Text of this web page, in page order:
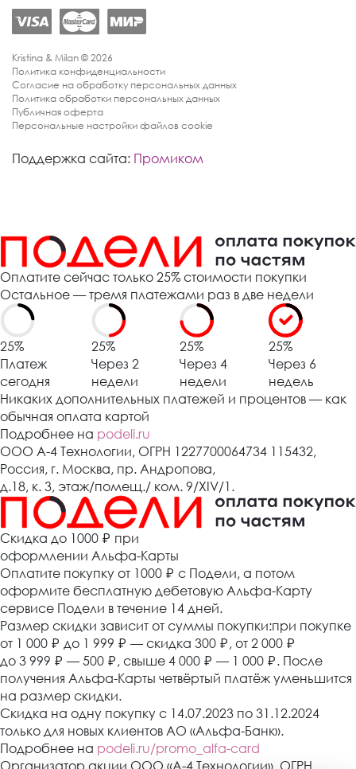
Kristina & Milan © 2026
Политика конфиденциальности
Согласие на обработку персональных данных
Политика обработки персональных данных
Публичная оферта
Персональные настройки файлов cookie
Поддержка сайта: Промиком
Оплатите сейчас только 25% стоимости покупки
Остальное — тремя платежами раз в две недели
25%
Платеж
сегодня
25%
Через 2
недели
25%
Через 4
недели
25%
Через 6
недель
Никаких дополнительных платежей и процентов — как
обычная оплата картой
Подробнее на podeli.ru
ООО А-4 Технологии, ОГРН 1227700064734 115432,
Россия, г. Москва, пр. Андропова,
д.18, к. 3, этаж/помещ./ ком. 9/XIV/1.
Cкидка до 1000 ₽ при
оформлении Альфа-Карты
Оплатите покупку от 1000 ₽ с Подели, а потом
оформите бесплатную дебетовую Альфа-Карту
сервисе Подели в течение 14 дней.
Размер скидки зависит от суммы покупки:при покупке
от 1 000 ₽ до 1 999 ₽ — скидка 300 ₽ , от 2 000 ₽
до 3 999 ₽ — 500 ₽ , свыше 4 000 ₽ — 1 000 ₽. После
получения Альфа-Карты четвёртый платёж уменьшится
на размер скидки.
Скидка на одну покупку с 14.07.2023 по 31.12.2024
только для новых клиентов АО «Альфа-Банк».
Подробнее на podeli.ru/promo_alfa-card
Организатор акции ООО «А-4 Технологии», ОГРН